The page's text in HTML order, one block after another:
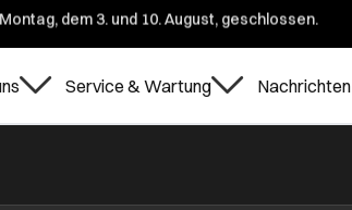
dem 3. und 10. August, geschlossen.
Service & Wartung Nachrichten